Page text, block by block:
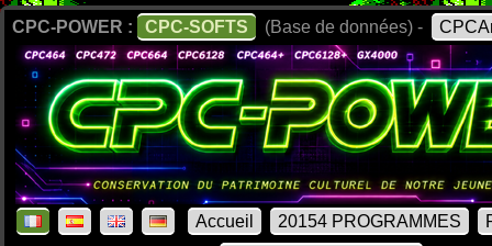
CPC-POWER : CPC-SOFTS (Base de données) -
Accueil 20154 PROGRAMMES